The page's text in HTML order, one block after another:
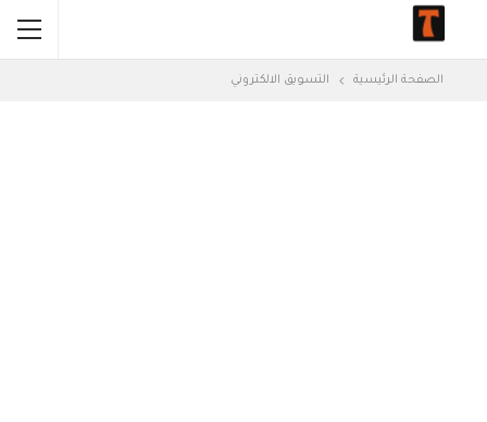
الصفحة الرئيسية التسويق الالكتروني